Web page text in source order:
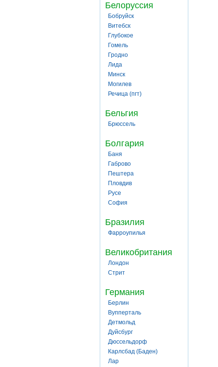
Белоруссия
Бобруйск
Витебск
Глубокое
Гомель
Гродно
Лида
Минск
Могилев
Речица (пгт)
Бельгия
Брюссель
Болгария
Баня
Габрово
Пештера
Пловдив
Русе
София
Бразилия
Фарроупилья
Великобритания
Лондон
Стрит
Германия
Берлин
Вупперталь
Детмольд
Дуйсбург
Дюссельдорф
Карлсбад (Баден)
Лар